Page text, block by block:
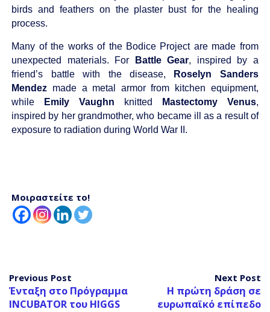
birds and feathers on the plaster bust for the healing
process.
Many of the works of the Bodice Project are made from
unexpected materials. For
Battle Gear, inspired by a
friend’s battle with the disease,
Roselyn Sanders
Mendez made a metal armor from kitchen equipment,
while
Emily Vaughn knitted Mastectomy Venus,
inspired by her grandmother, who became ill as a result of
exposure to radiation during World War II.
Μοιραστείτε το!
Previous Post
Ένταξη στο Πρόγραμμα
INCUBATOR του HIGGS
Next Post
Η πρώτη δράση σε
ευρωπαϊκό επίπεδο